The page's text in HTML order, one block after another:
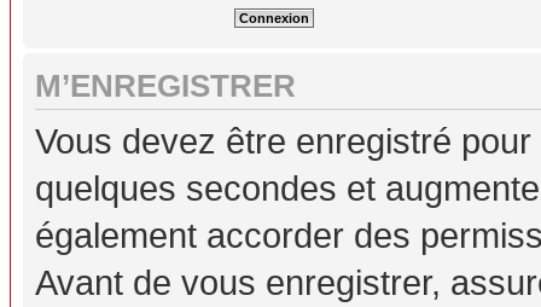
M’ENREGISTRER
Vous devez être enregistré
quelques secondes et
également accorder des
Avant de vous enregistrer,